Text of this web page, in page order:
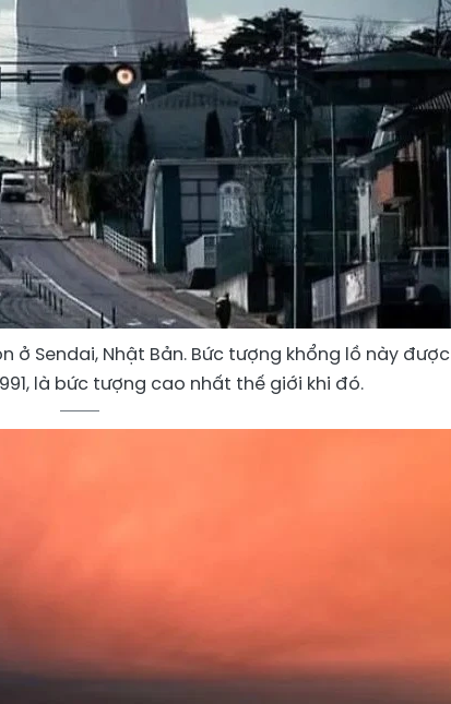
ở Sendai, Nhật Bản. Bức tượng khổng lồ này được
là bức tượng cao nhất thế giới khi đó.